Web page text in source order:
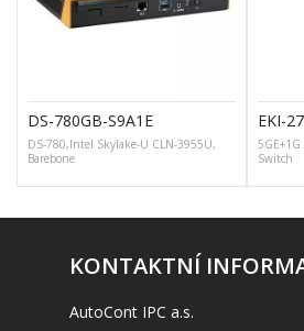
DS-780GB-S9A1E
DS-780,Intel Skylake-U CLN-3955U,
Barebone
EKI-
Switch
KONTAKTNÍ
AutoCont IPC a.s.